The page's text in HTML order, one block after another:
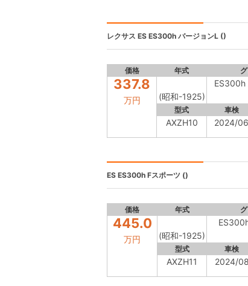
レクサス ES ES300h バージョンL ()
価格 年式
337.8
万円 (昭和-1925)
ES300h
型式 車検
AXZH10 2024/06
ES ES300h Fスポーツ ()
価格 年式
445.0
万円 (昭和-1925)
型式 車検
AXZH11 2024/08